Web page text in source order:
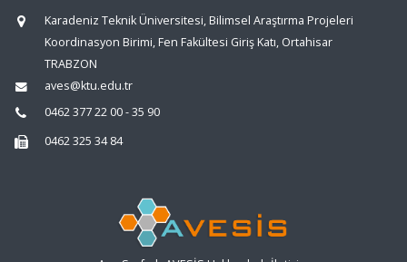
Karadeniz Teknik Üniversitesi, Bilimsel Araştırma Projeleri
Koordinasyon Birimi, Fen Fakültesi Giriş Katı, Ortahisar
TRABZON
aves@ktu.edu.tr
0462 377 22 00 - 35 90
0462 325 34 84